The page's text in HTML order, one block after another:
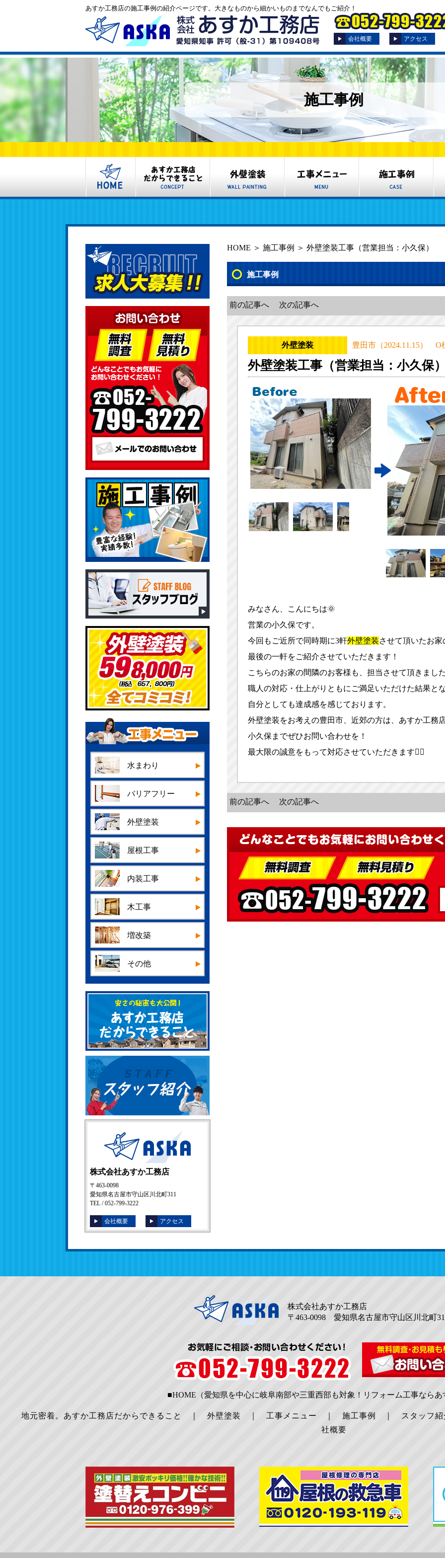
あすか工務店の施工事例の紹介ページです。大きなものから細かいものまでなんでもご紹介！
会社概要 アクセス
施工事例
水まわり
バリアフリー
外壁塗装
屋根工事
内装工事
木工事
増改築
その他
株式会社あすか工務店
〒463-0098
愛知県名古屋市守山区川北町311
TEL / 052-799-3222
会社概要 アクセス
HOME ＞ 施工事例 ＞ 外壁塗装工事（営業担当：小久保）
施工事例
前の記事へ 次の記事へ
外壁塗装 豊田市（2024.11.15） O
外壁塗装工事（営業担当：小久保
みなさん、こんにちは🌞
営業の小久保です。
今回もご近所で同時期に3軒外壁塗装させて頂いたお家
最後の一軒をご紹介させていただきます！
こちらのお家の間隣のお客様も、担当させて頂きまし
職人の対応・仕上がりともにご満足いただけた結果と
自分としても達成感を感じております。
外壁塗装をお考えの豊田市、近郊の方は、あすか工務
小久保までぜひお問い合わせを！
最大限の誠意をもって対応させていただきます💁‍♂️
前の記事へ 次の記事へ
株式会社あすか工務店
〒463-0098 愛知県名古屋市守山区川北町
■HOME（愛知県を中心に岐阜南部や三重西部も対象！リフォーム工事ならあ
地元密着。あすか工務店だからできること 外壁塗装 工事メニュー 施工事例
スタッフ
社概要